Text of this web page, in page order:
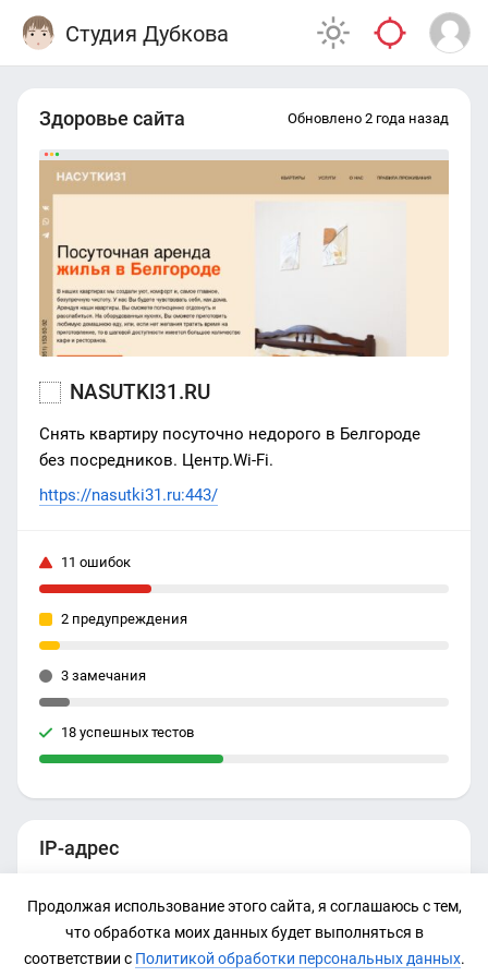
Студия Дубкова
IP-адрес
Здоровье сайта Обновлено 2 года назад
NASUTKI31.RU
Снять квартиру посуточно недорого в Белгороде
без посредников. Центр.Wi-Fi.
https://nasutki31.ru:443/
11 ошибок
2 предупреждения
3 замечания
18 успешных тестов
Продолжая использование этого сайта, я соглашаюсь с тем,
что обработка моих данных будет выполняться в
соответствии с Политикой обработки персональных данных.